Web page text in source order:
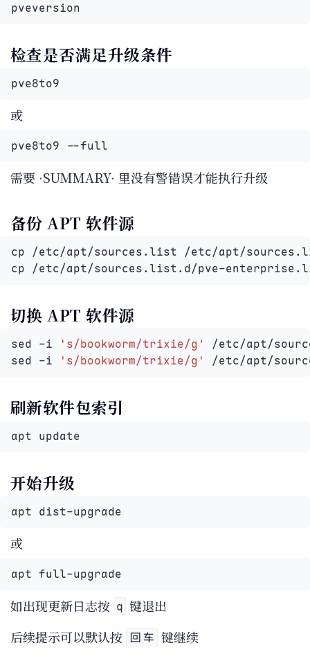
pveversion
检查是否满足升级条件
pve8to9
或
pve8to9 --full
需要 ·SUMMARY· 里没有警错误才能执行升级
备份 APT 软件源
cp /etc/apt/sources.list.d/pve-
切换 APT 软件源
sed -i
's/bookworm/trixie/g'
sed -i
's/bookworm/trixie/g' /etc/apt/
刷新软件包索引
apt update
开始升级
apt dist-upgrade
或
apt full-upgrade
如出现更新日志按 q 键退出
后续提示可以默认按 回车 键继续